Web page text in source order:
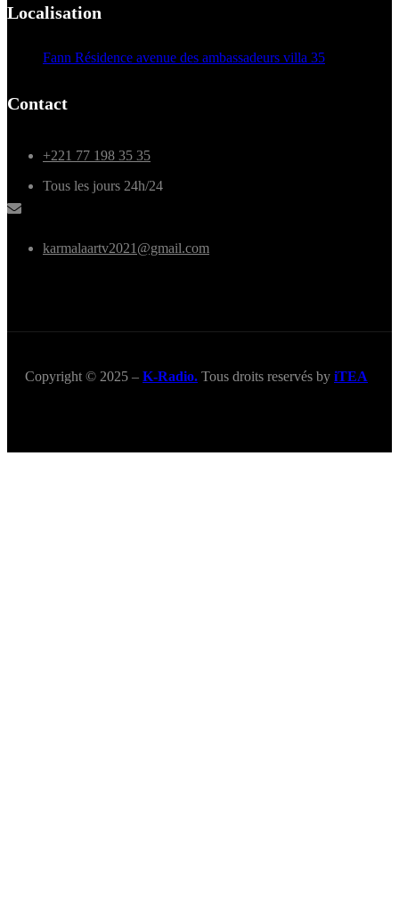
Localisation
Fann Résidence avenue des ambassadeurs villa 35
Contact
+221 77 198 35 35
Tous les jours 24h/24
karmalaartv2021@gmail.com
Copyright © 2025 – K-Radio. Tous droits reservés by iTEA